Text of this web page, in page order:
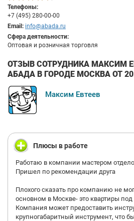
Телефоны:
+7 (495) 280-00-00
Email: info@abada.ru
Сфера деятельности:
Оптовая и розничная торговля
ОТЗЫВ СОТРУДНИКА МАКСИМ
АБАДА В ГОРОДЕ МОСКВА ОТ
Максим Евтеев
Плюсы в работе
Работаю в компании мастером
Пришел по рекомендации друга
Плохого сказать про компанию не
основном в Москве- это квартиры
Компания может предоставить
крупногабаритный инструмент, что